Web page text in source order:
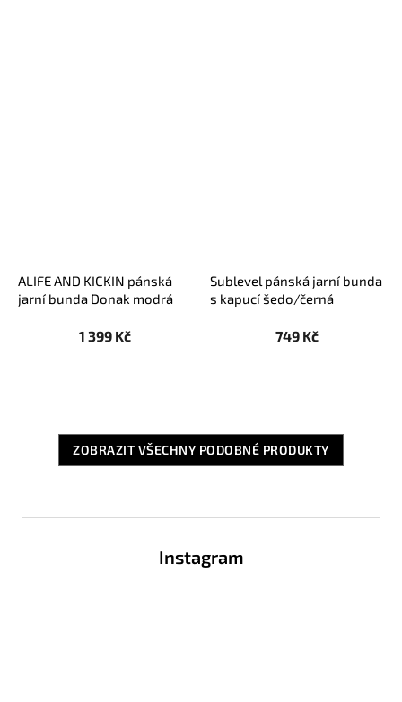
ALIFE AND KICKIN pánská
jarní bunda Donak modrá
1 399 Kč
Sublevel pánská jarní bunda
s kapucí šedo/černá
749 Kč
ZOBRAZIT VŠECHNY PODOBNÉ PRODUKTY
Instagram